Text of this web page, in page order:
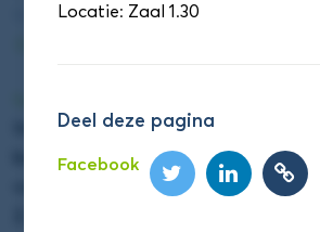
11:55 - 12:40
Impact maken met citizen
burgerwetenschap inzetten
van bestrijdingsmiddelen in
Locatie: Zaal 1.30
Deel deze pagina
Facebook